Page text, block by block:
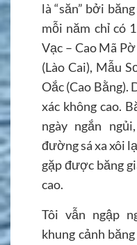
là “săn” bởi
mỗi năm chỉ có
Vạc – Cao Mã Pờ
(Lào Cai), Mẫu
Oắc (Cao Bằng).
xác không cao.
ngày ngắn
đường sá xa xôi
gặp được băng
cao.
Tôi vẫn ngập
khung cảnh